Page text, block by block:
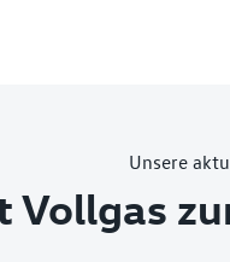
Unsere
Vollgas